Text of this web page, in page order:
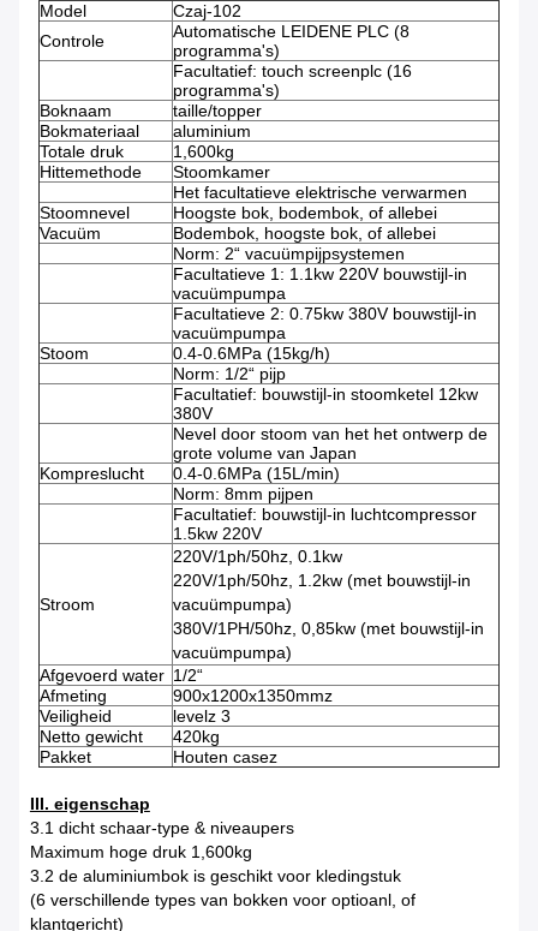
Model
Czaj-102
Controle
Automatische LEIDENE PLC (8
programma's)
Facultatief: touch screenplc (16
programma's)
Boknaam
taille/topper
Bokmateriaal
aluminium
Totale druk
1,600kg
Hittemethode
Stoomkamer
Het facultatieve elektrische verwarmen
Stoomnevel
Hoogste bok, bodembok, of allebei
Vacuüm
Bodembok, hoogste bok, of allebei
Norm: 2“ vacuümpijpsystemen
Facultatieve 1: 1.1kw 220V bouwstijl-in
vacuümpumpa
Facultatieve 2: 0.75kw 380V bouwstijl-in
vacuümpumpa
Stoom
0.4-0.6MPa (15kg/h)
Norm: 1/2“ pijp
Facultatief: bouwstijl-in stoomketel 12kw
380V
Nevel door stoom van het het ontwerp de
grote volume van Japan
Kompreslucht
0.4-0.6MPa (15L/min)
Norm: 8mm pijpen
Facultatief: bouwstijl-in luchtcompressor
1.5kw 220V
Stroom
220V/1ph/50hz, 0.1kw
220V/1ph/50hz, 1.2kw (met bouwstijl-in
vacuümpumpa)
380V/1PH/50hz, 0,85kw (met bouwstijl-in
vacuümpumpa)
Afgevoerd water 1/2“
Afmeting
900x1200x1350mmz
Veiligheid
levelz 3
Netto gewicht
420kg
Pakket
Houten casez
III. eigenschap
3.1 dicht schaar-type & niveaupers
Maximum hoge druk 1,600kg
3.2 de aluminiumbok is geschikt voor kledingstuk
(6 verschillende types van bokken voor optioanl, of
klantgericht)